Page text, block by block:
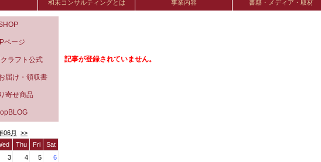
和未コンサルティングとは 事業内容 書籍・メディア・取材
ページ
ラフト公式
届け・領収書
寄せ商品
06月
>>
Thu Fri
Sat
3 4 5
6
記事が登録されていません。